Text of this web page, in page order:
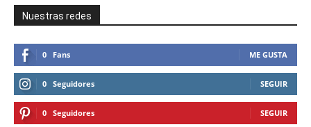
Nuestras redes
0 Fans ME GUSTA
0 Seguidores SEGUIR
0 Seguidores SEGUIR